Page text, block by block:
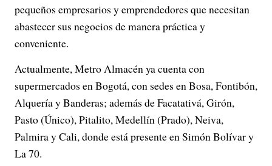
pequeños empresarios y emprendedores que necesitan
abastecer sus negocios de manera práctica y
conveniente.
Actualmente, Metro Almacén ya cuenta con
supermercados en Bogotá, con sedes en Bosa, Fontibón,
Alquería y Banderas; además de Facatativá, Girón,
Pasto (Único), Pitalito, Medellín (Prado), Neiva,
Palmira y Cali, donde está presente en Simón Bolívar y
La 70.